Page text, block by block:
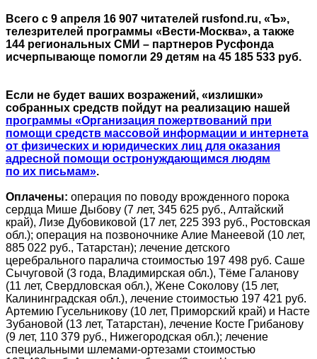
Всего с 9 апреля 16 907 читателей rusfond.ru, «Ъ»,
телезрителей программы «Вести-Москва», а также
144 региональных СМИ – партнеров Русфонда
исчерпывающе помогли 29 детям на 45 185 533 руб.
Если не будет ваших возражений, «излишки»
собранных средств пойдут на реализацию нашей
программы «Организация пожертвований при
помощи средств массовой информации и интернета
от физических и юридических лиц для оказания
адресной помощи остронуждающимся людям
по их письмам».
Оплачены: операция по поводу врожденного порока
сердца Мише Дыбову (7 лет, 345 625 руб., Алтайский
край), Лизе Дубовиковой (17 лет, 225 393 руб., Ростовская
обл.); операция на позвоночнике Алие Манеевой (10 лет,
885 022 руб., Татарстан); лечение детского
церебрального паралича стоимостью 197 498 руб. Саше
Сычуговой (3 года, Владимирская обл.), Тёме Галанову
(11 лет, Свердловская обл.), Жене Соколову (15 лет,
Калининградская обл.), лечение стоимостью 197 421 руб.
Артемию Гусельникову (10 лет, Приморский край) и Насте
Зубановой (13 лет, Татарстан), лечение Косте Грибанову
(9 лет, 110 379 руб., Нижегородская обл.); лечение
специальными шлемами-ортезами стоимостью